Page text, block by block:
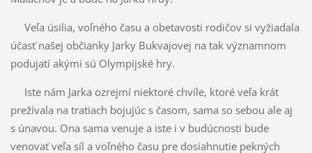
Veľa úsilia, voľného času a obetavosti rodičov si vyžiadala
účasť našej občianky Jarky Bukvajovej na tak významnom
podujatí akými sú Olympijské hry.
Iste nám Jarka ozrejmí niektoré chvíle, ktoré veľa krát
prežívala na tratiach bojujúc s časom, sama so sebou ale aj
s únavou. Ona sama venuje a iste i v budúcnosti bude
venovať veľa síl a voľného času pre dosiahnutie pekných